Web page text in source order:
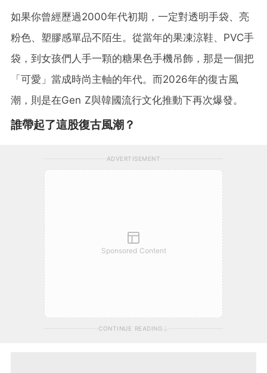
如果你曾經歷過2000年代初期，一定對透明手袋、亮
粉色、塑膠感單品不陌生。從當年的果凍涼鞋、PVC手
袋，到女孩們人手一顆的糖果色手機吊飾，那是一個把
「可愛」當成時尚主軸的年代。而2026年的復古風
潮，則是在Gen Z與韓國流行文化推動下再次爆發。
誰帶起了這股復古風潮？
ADVERTISEMENT
Sponsored Content
CONTINUE READING